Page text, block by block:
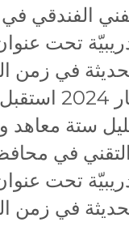
الفندقي
تحت
أيار
ستة معاهد
في
تحت
في زمن